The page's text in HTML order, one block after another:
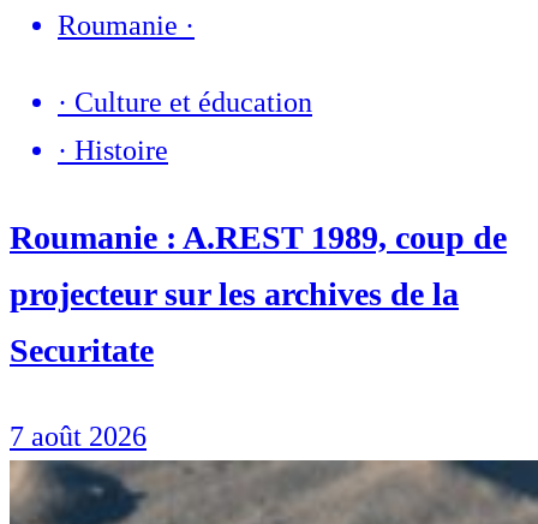
Roumanie ·
· Culture et éducation
· Histoire
Roumanie : A.REST 1989, coup de
projecteur sur les archives de la
Securitate
7 août 2026